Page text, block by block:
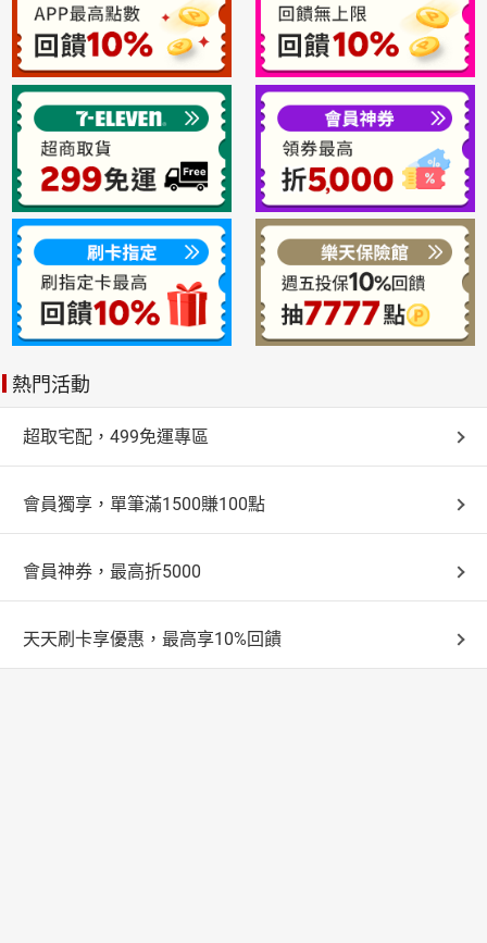
熱門活動
超取宅配，499免運專區
會員獨享，單筆滿1500賺100點
會員神券，最高折5000
天天刷卡享優惠，最高享10%回饋